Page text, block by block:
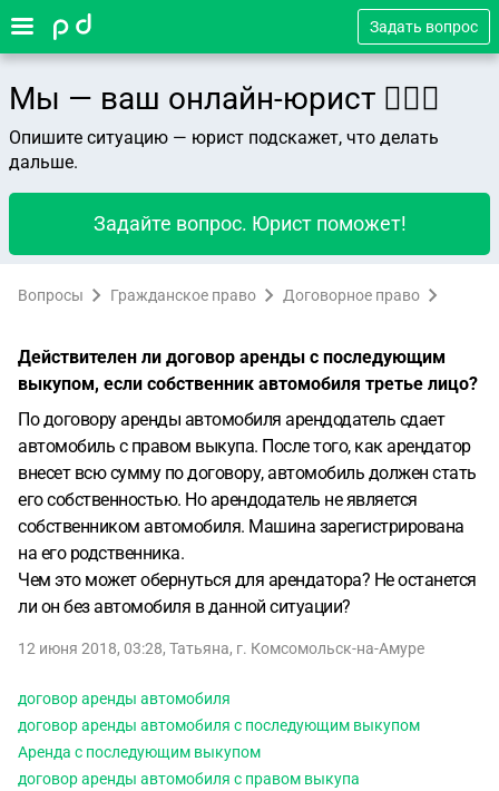
Задать вопрос
Мы — ваш онлайн-юрист 👨🏻‍⚖️
Опишите ситуацию — юрист подскажет, что делать
дальше.
Задайте вопрос. Юрист поможет!
Вопросы Гражданское право Договорное право
Действителен ли договор аренды с последующим
выкупом, если собственник автомобиля третье лицо?
По договору аренды автомобиля арендодатель сдает
автомобиль с правом выкупа. После того, как арендатор
внесет всю сумму по договору, автомобиль должен стать
его собственностью. Но арендодатель не является
собственником автомобиля. Машина зарегистрирована
на его родственника.
Чем это может обернуться для арендатора? Не останется
ли он без автомобиля в данной ситуации?
12 июня 2018, 03:28, Татьяна, г. Комсомольск-на-Амуре
договор аренды автомобиля
договор аренды автомобиля с последующим выкупом
Аренда с последующим выкупом
договор аренды автомобиля с правом выкупа